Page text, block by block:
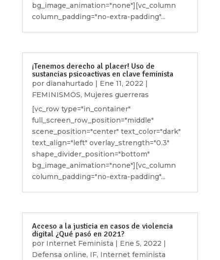
bg_image_animation="none"][vc_column
column_padding="no-extra-padding"...
¡Tenemos derecho al placer! Uso de
sustancias psicoactivas en clave feminista
por dianahurtado | Ene 11, 2022 |
FEMINISMOS, Mujeres guerreras
[vc_row type="in_container"
full_screen_row_position="middle"
scene_position="center" text_color="dark"
text_align="left" overlay_strength="0.3"
shape_divider_position="bottom"
bg_image_animation="none"][vc_column
column_padding="no-extra-padding"...
Acceso a la justicia en casos de violencia
digital ¿Qué pasó en 2021?
por Internet Feminista | Ene 5, 2022 |
Defensa online, IF, Internet feminista